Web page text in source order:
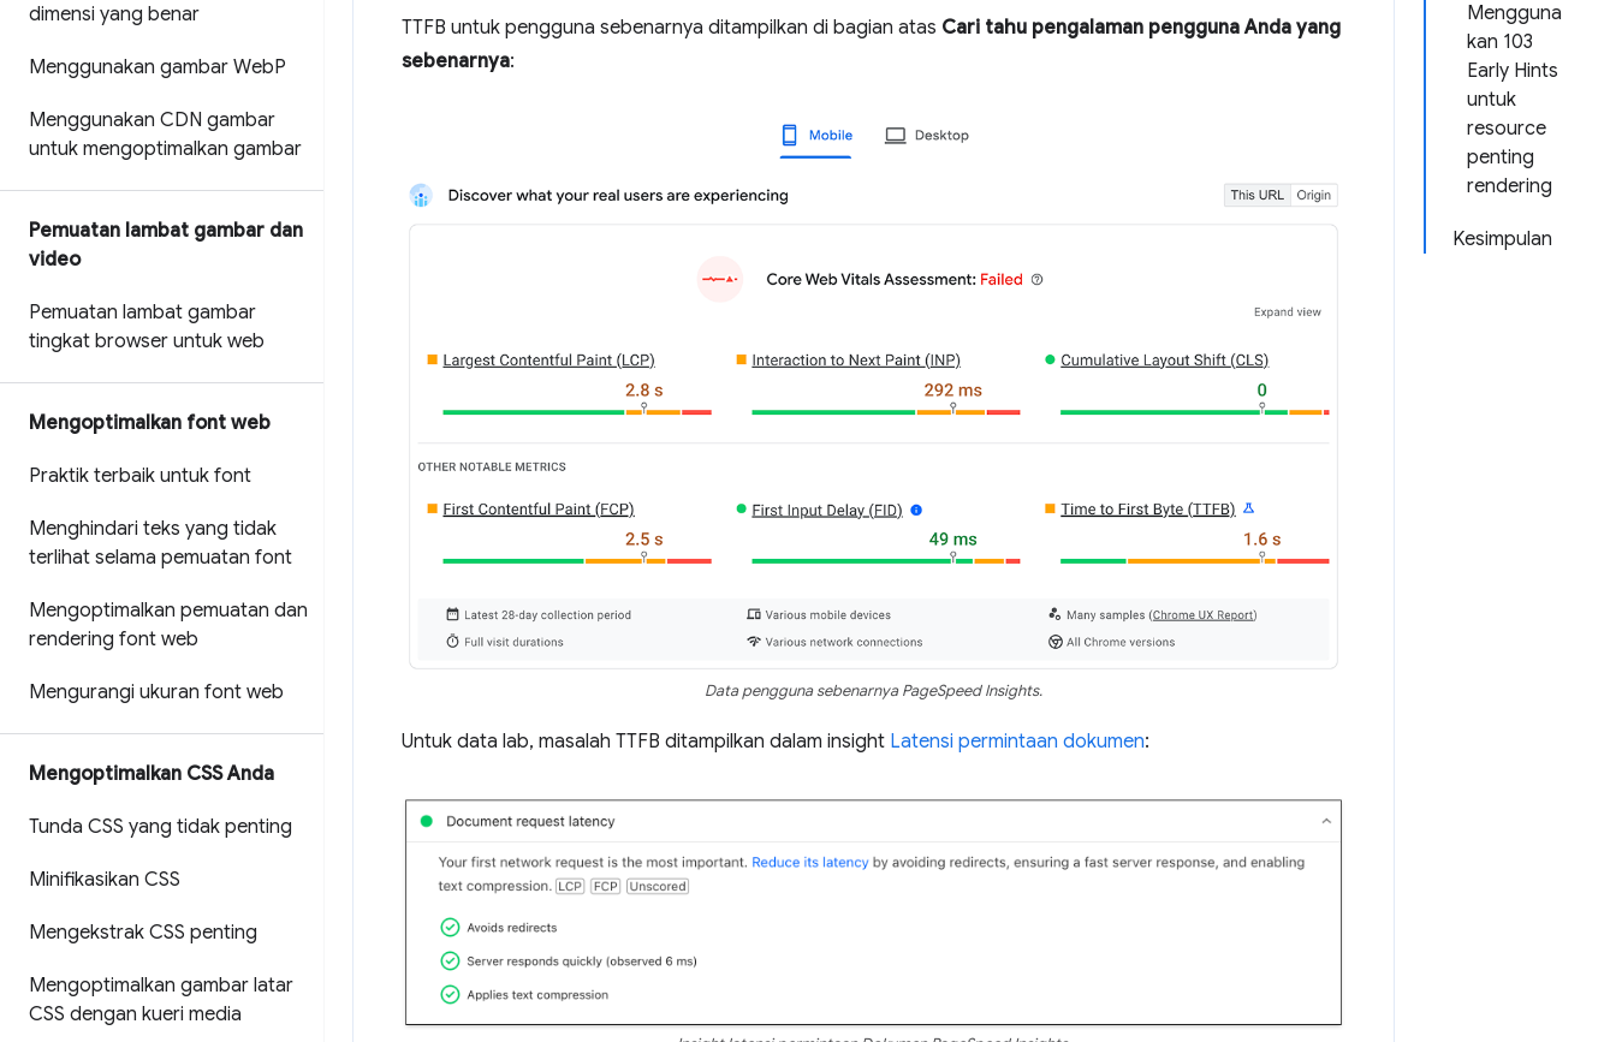
dimensi yang benar
Menggunakan gambar WebP
Menggunakan CDN gambar
untuk mengoptimalkan gambar
Pemuatan lambat gambar dan
video
Pemuatan lambat gambar
tingkat browser untuk web
Mengoptimalkan font web
Praktik terbaik untuk font
Menghindari teks yang tidak
terlihat selama pemuatan font
Mengoptimalkan pemuatan dan
rendering font web
Mengurangi ukuran font web
Mengoptimalkan CSS Anda
Tunda CSS yang tidak penting
Minifikasikan CSS
Mengekstrak CSS penting
Mengoptimalkan gambar latar
CSS dengan kueri media
Mengguna
kan 103
Early Hints
untuk
resource
penting
rendering
Kesimpulan
TTFB untuk pengguna sebenarnya ditampilkan di bagian atas Cari tahu pengalaman pengguna Anda yang
sebenarnya:
Data pengguna sebenarnya PageSpeed Insights.
Untuk data lab, masalah TTFB ditampilkan dalam insight Latensi permintaan dokumen: